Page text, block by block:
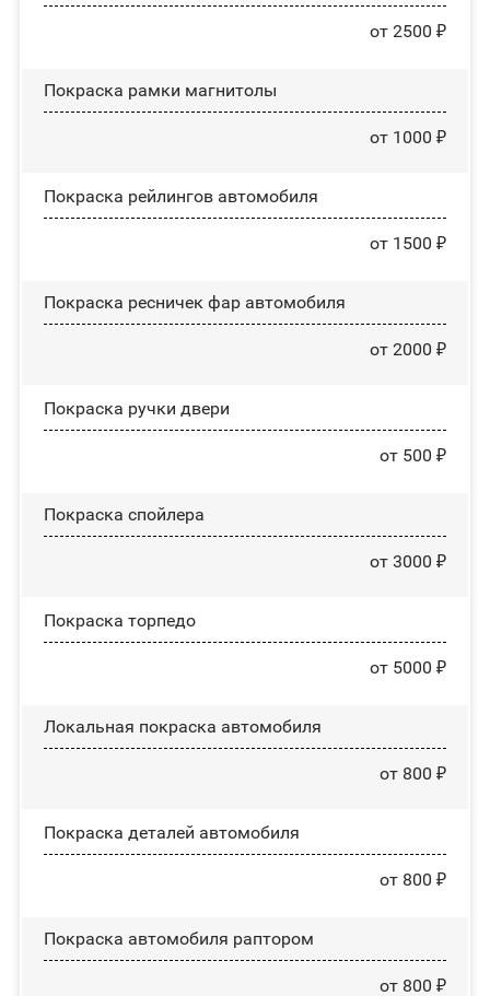
от 2500 ₽
Покраска рамки магнитолы
от 1000 ₽
Покраска рейлингов автомобиля
от 1500 ₽
Покраска ресничек фар автомобиля
от 2000 ₽
Покраска ручки двери
от 500 ₽
Покраска спойлера
от 3000 ₽
Покраска торпедо
от 5000 ₽
Локальная покраска автомобиля
от 800 ₽
Покраска деталей автомобиля
от 800 ₽
Покраска автомобиля раптором
от 800 ₽